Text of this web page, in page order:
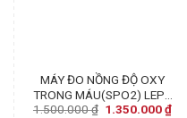
MÁY ĐO NỒNG ĐỘ OXY
TRONG MÁU(SPO2) LEPU
LOX100C
1.500.000₫ Original
1.350.000₫